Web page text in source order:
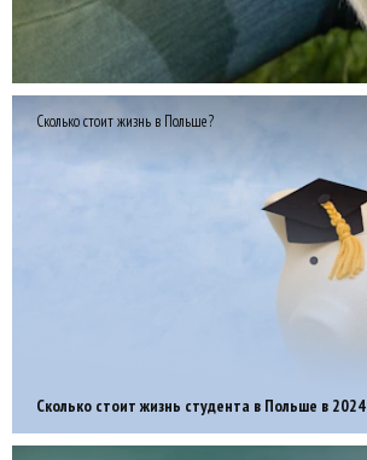
Сколько стоит жизнь в Польше?
Сколько стоит жизнь студента в Польше в 2024